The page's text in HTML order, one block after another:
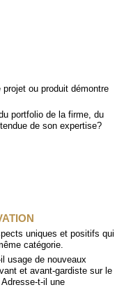
ou produit démontre
portfolio de la firme, du
de son expertise?
uniques et positifs qui
catégorie.
usage de nouveaux
et avant-gardiste sur le
t-il une